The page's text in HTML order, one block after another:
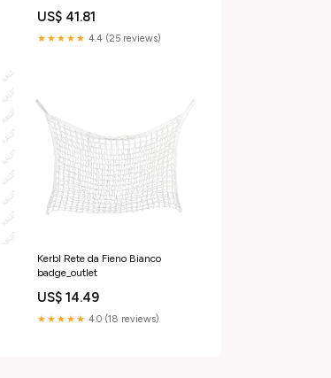
US$ 41.81
★★★★★ 4.4 (25 reviews)
Kerbl Rete da Fieno Bianco
badge_outlet
US$ 14.49
★★★★★ 4.0 (18 reviews)